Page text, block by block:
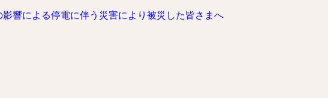
響による停電に伴う災害により被災した皆さまへ